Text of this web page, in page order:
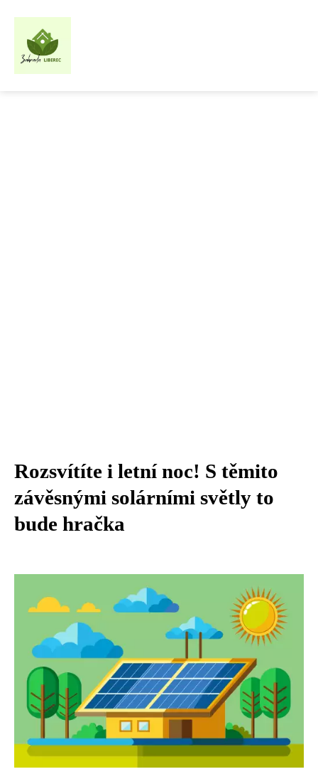
Rozsvítíte i letní noc! S těmito
závěsnými solárními světly to
bude hračka